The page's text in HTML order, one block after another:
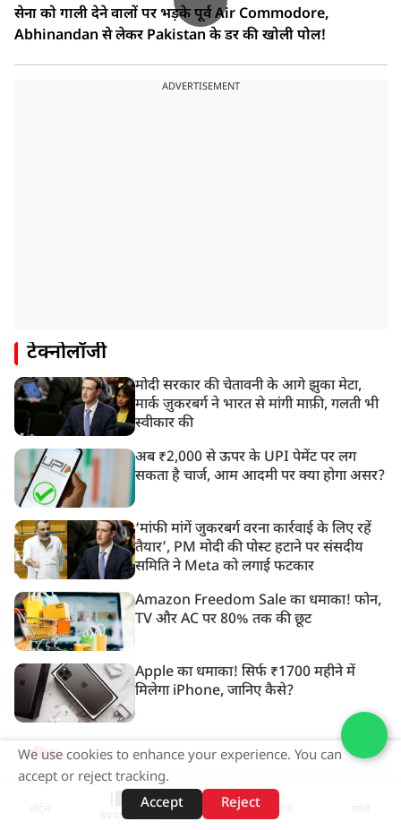
सेना को गाली देने वालों पर भड़के पूर्व Air Commodore,
Abhinandan से लेकर Pakistan के डर की खोली पोल!
ADVERTISEMENT
टेक्नोलॉजी
मोदी सरकार की चेतावनी के आगे झुका मेटा,
मार्क ज़ुकरबर्ग ने भारत से मांगी माफ़ी, गलती भी
स्वीकार की
अब ₹2,000 से ऊपर के UPI पेमेंट पर लग
सकता है चार्ज, आम आदमी पर क्या होगा असर?
‘मांफी मांगें जुकरबर्ग वरना कार्रवाई के लिए रहें
तैयार’, PM मोदी की पोस्ट हटाने पर संसदीय
समिति ने Meta को लगाई फटकार
Amazon Freedom Sale का धमाका! फोन,
TV और AC पर 80% तक की छूट
Apple का धमाका! सिर्फ ₹1700 महीने में
मिलेगा iPhone, जानिए कैसे?
अधिक
ADVERTISEMENT
वेब स्टोरीज़
We use cookies to enhance your experience. You can
accept or reject tracking.
Accept
Reject